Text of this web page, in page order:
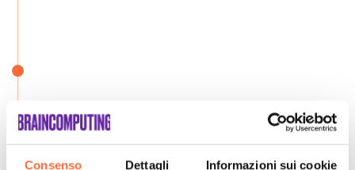
Consenso Dettagli Informazioni sui cookie